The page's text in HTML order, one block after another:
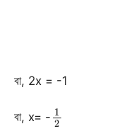
বা, 2x = -1
বা, x= -
1